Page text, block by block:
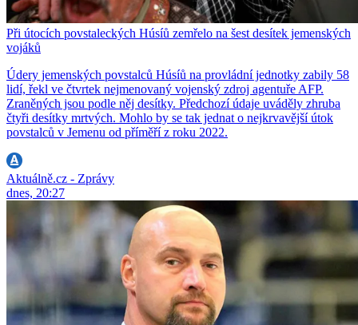
Při útocích povstaleckých Húsíů zemřelo na šest desítek jemenských
vojáků
Údery jemenských povstalců Húsíů na provládní jednotky zabily 58
lidí, řekl ve čtvrtek nejmenovaný vojenský zdroj agentuře AFP.
Zraněných jsou podle něj desítky. Předchozí údaje uváděly zhruba
čtyři desítky mrtvých. Mohlo by se tak jednat o nejkrvavější útok
povstalců v Jemenu od příměří z roku 2022.
Aktuálně.cz - Zprávy
dnes, 20:27